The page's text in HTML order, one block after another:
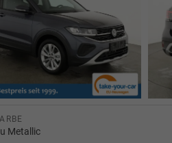
Metallic